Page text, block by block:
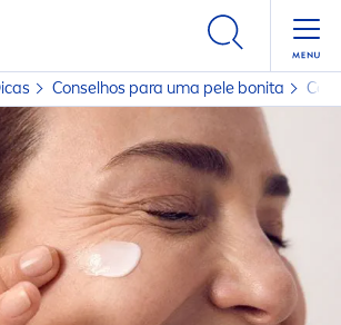
Conselhos para uma pele bonita